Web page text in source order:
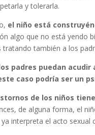
y tolerarla.
el niño está
algo que no está yendo
también a los
padres puedan
caso podría ser un
de los niños
de alguna forma, el
interpreta el acto